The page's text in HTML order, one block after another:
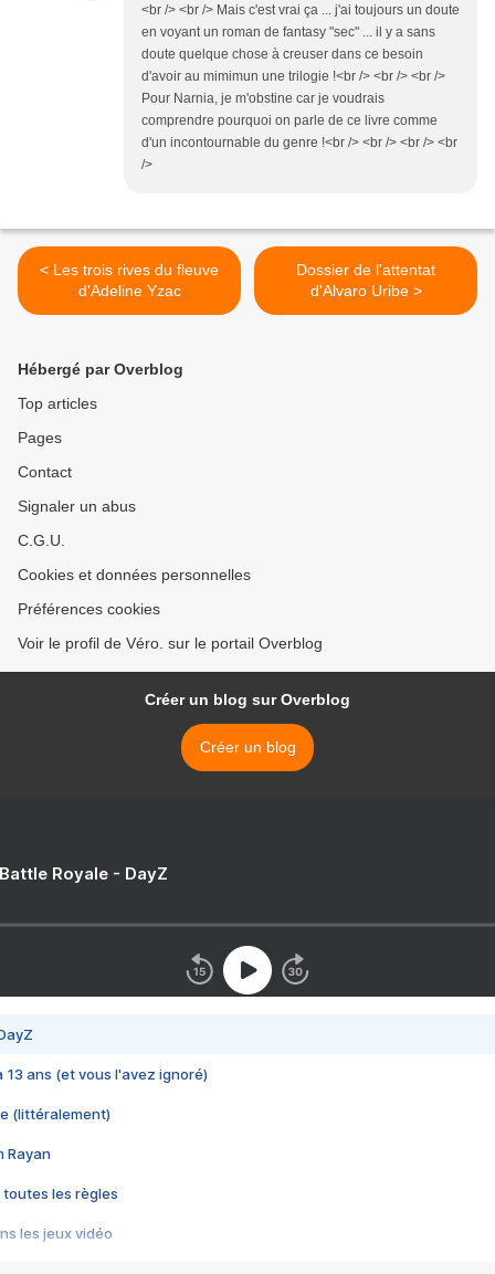
<br /> <br /> Mais c'est vrai ça ... j'ai toujours un doute
en voyant un roman de fantasy "sec" ... il y a sans
doute quelque chose à creuser dans ce besoin
d'avoir au mimimun une trilogie !<br /> <br /> <br />
Pour Narnia, je m'obstine car je voudrais
comprendre pourquoi on parle de ce livre comme
d'un incontournable du genre !<br /> <br /> <br /> <br
/>
< Les trois rives du fleuve
d'Adeline Yzac
Dossier de l'attentat
d'Alvaro Uribe >
Hébergé par Overblog
Top articles
Pages
Contact
Signaler un abus
C.G.U.
Cookies et données personnelles
Préférences cookies
Voir le profil de Véro. sur le portail Overblog
Créer un blog sur Overblog
Créer un blog
Royale - DayZ
13 ans (et vous l'avez ignoré)
(littéralement)
Rayan
toutes les règles
les jeux vidéo